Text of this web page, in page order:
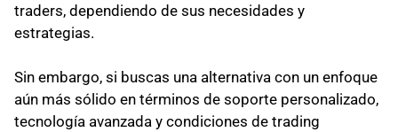
traders, dependiendo de sus necesidades y
estrategias.
Sin embargo, si buscas una alternativa con un enfoque
aún más sólido en términos de soporte personalizado,
tecnología avanzada y condiciones de trading